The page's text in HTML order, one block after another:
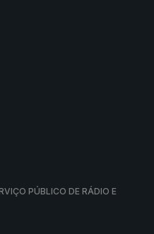
PÚBLICO DE RÁDIO E